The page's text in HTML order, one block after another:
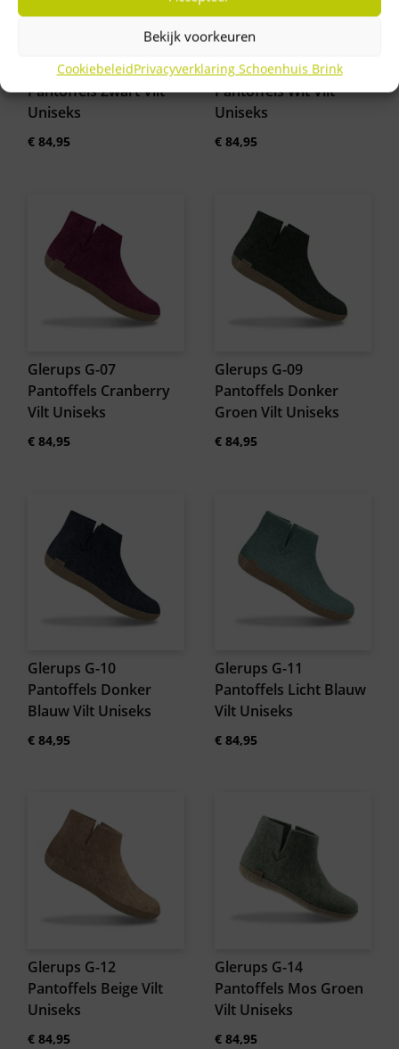
Bekijk voorkeuren
CookiebeleidPrivacyverklaring Schoenhuis Brink
Glerups G-02
Pantoffels Zwart Vilt
Uniseks
€ 84,95
Glerups G-03
Pantoffels Wit Vilt
Uniseks
€84,95
Glerups G-07
Pantoffels Cranberry
Vilt Uniseks
€ 84,95
Glerups G-09
Pantoffels Donker
Groen Vilt Uniseks
€84,95
Glerups G-10
Pantoffels Donker
Blauw Vilt Uniseks
€ 84,95
Glerups G-11
Pantoffels Licht Blauw
Vilt Uniseks
€84,95
Glerups G-12
Pantoffels Beige Vilt
Uniseks
€ 84,95
Glerups G-14
Pantoffels Mos Groen
Vilt Uniseks
€84,95